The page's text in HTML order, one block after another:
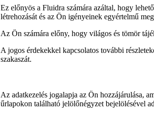
Ez előnyös a Fluidra számára azáltal, hogy
létrehozását és az Ön igényeinek egyértelmű
Az Ön számára előny, hogy világos és tömör
A jogos érdekekkel kapcsolatos további
szakaszát.
Az adatkezelés jogalapja az Ön hozzájárulása,
űrlapokon található jelölőnégyzet bejelölésével